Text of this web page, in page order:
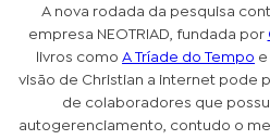
A nova rodada da pesquisa
empresa NEOTRIAD, fundada por
livros como A Tríade do Tempo e
visão de Christian a internet pode
de colaboradores que
autogerenciamento, contudo o